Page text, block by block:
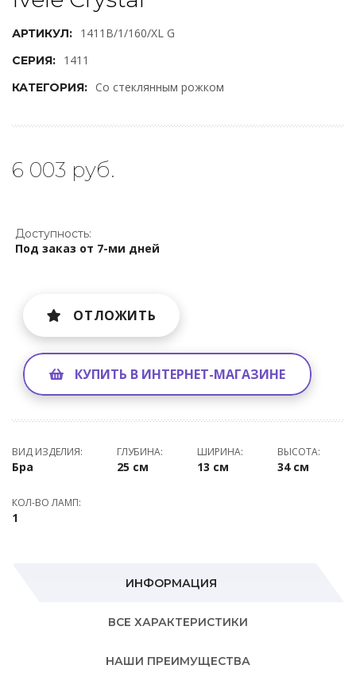
АРТИКУЛ: 1411B/1/160/XL G
СЕРИЯ: 1411
КАТЕГОРИЯ: Со стеклянным рожком
6 003 руб.
Доступность:
Под заказ от 7-ми дней
ОТЛОЖИТЬ
КУПИТЬ В ИНТЕРНЕТ-МАГАЗИНЕ
ВИД ИЗДЕЛИЯ:
Бра
ГЛУБИНА:
25 см
ШИРИНА:
13 см
ВЫСОТА:
34 см
КОЛ-ВО ЛАМП:
1
ИНФОРМАЦИЯ
ВСЕ ХАРАКТЕРИСТИКИ
НАШИ ПРЕИМУЩЕСТВА